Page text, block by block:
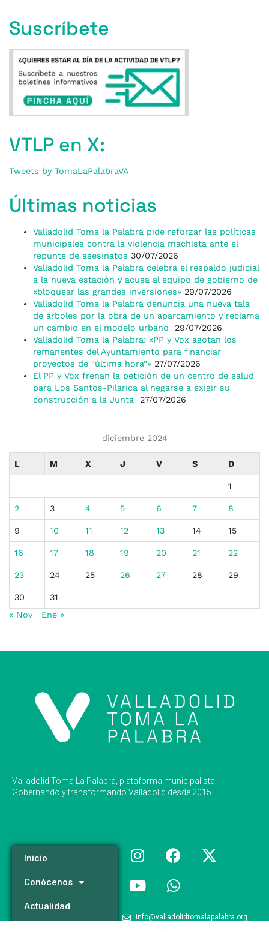
Suscríbete
VTLP en X:
Tweets by TomaLaPalabraVA
Últimas noticias
Valladolid Toma la Palabra pide reforzar las políticas
municipales contra la violencia machista ante el
repunte de asesinatos 30/07/2026
Valladolid Toma la Palabra celebra el respaldo judicial
a la nueva estación y acusa al equipo de gobierno de
«bloquear las grandes inversiones» 29/07/2026
Valladolid Toma la Palabra denuncia una nueva tala
de árboles por la obra de un aparcamiento y reclama
un cambio en el modelo urbano
29/07/2026
Valladolid Toma la Palabra: «PP y Vox agotan los
remanentes del Ayuntamiento para financiar
proyectos de “última hora”» 27/07/2026
El PP y Vox frenan la petición de un centro de salud
para Los Santos-Pilarica al negarse a exigir su
construcción a la Junta
27/07/2026
diciembre 2024
L M X J V S D
1
2 3 4 5 6 7 8
9 10 11 12 13 14 15
16 17 18 19 20 21 22
23 24 25 26 27 28 29
30
31
« Nov
Ene »
Valladolid Toma La Palabra, plataforma municipalista.
Gobernando y transformando Valladolid desde 2015.
Inicio
Conócenos
Actualidad
info@valladolidtomalapalabra.org